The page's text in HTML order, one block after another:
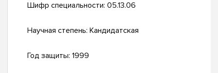
Шифр специальности: 05.13.06
Научная степень: Кандидатская
Год защиты: 1999